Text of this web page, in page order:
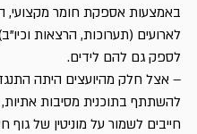
באמצעות אספקת חומר מקצועי,
לארועים (תערוכות, הרצאות וכיו”ב)
לספק גם להם לידים.
– אצל חלק מהיועצים היתה
להשתתף בתוכנית מסיבות
חייבים לשמור על מוניטין של גוף